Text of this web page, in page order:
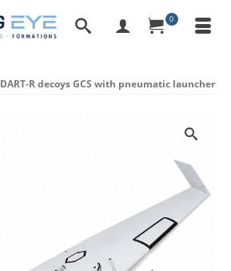
0
DART-R decoys GCS with pneumatic launcher